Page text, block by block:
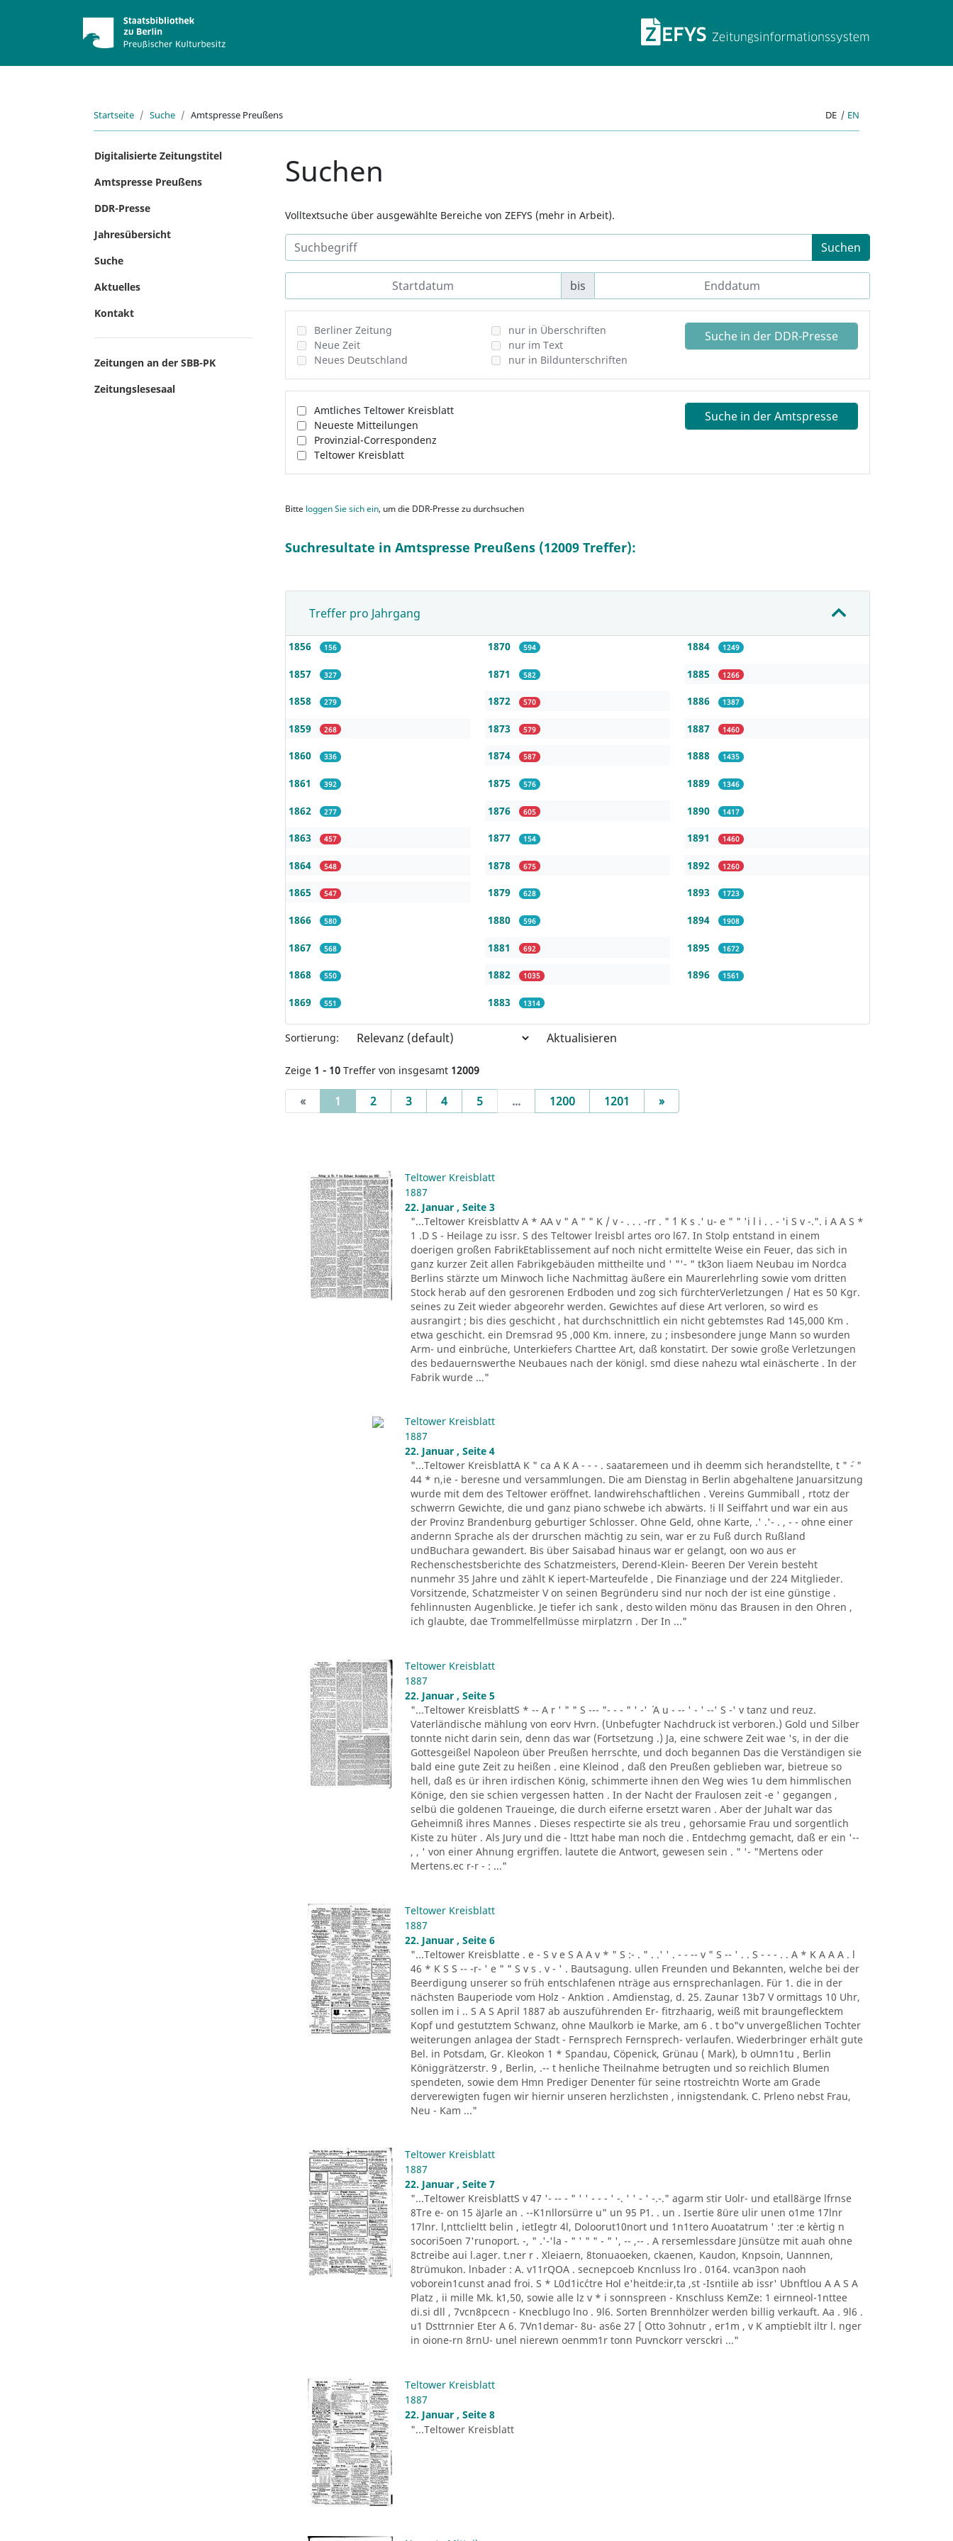
ZEFYS
Startseite Suche Amtspresse Preußens DE | EN
Digitalisierte Zeitungstitel
Amtspresse Preußens
DDR-Presse
Jahresübersicht
Suche
Aktuelles
Kontakt
Zeitungen an der SBB-PK
Zeitungslesesaal
Suchen
Volltextsuche über ausgewählte Bereiche von ZEFYS (mehr in Arbeit).
Suchen
bis
Berliner Zeitung
Neue Zeit
Neues Deutschland
nur in Überschriften
nur im Text
nur in Bildunterschriften
Suche in der DDR-Presse
Amtliches Teltower Kreisblatt
Neueste Mitteilungen
Provinzial-Correspondenz
Teltower Kreisblatt
Suche in der Amtspresse
Bitte loggen Sie sich ein, um die DDR-Presse zu durchsuchen
Suchresultate in Amtspresse Preußens (12009 Treffer):
Treffer pro Jahrgang
1856 156
1857 327
1858 279
1859 268
1860 336
1861 392
1862 277
1863 457
1864 548
1865 547
1866 580
1867 568
1868 550
1869 551
1870 594
1871 582
1872 570
1873 579
1874 587
1875 576
1876 605
1877 154
1878 675
1879 628
1880 596
1881 692
1882 1035
1883 1314
1884 1249
1885 1266
1886 1387
1887 1460
1888 1435
1889 1346
1890 1417
1891 1460
1892 1260
1893 1723
1894 1908
1895 1672
1896 1561
Sortierung: Aktualisieren
Zeige 1 - 10 Treffer von insgesamt 12009
« 1 (current)
2 3 4 5 ... 1200 1201 »Next
Teltower Kreisblatt
1887
22. Januar , Seite 3
"...Teltower Kreisblattv A * AA v " A " " K / v - . . . -rr . " ´1 K s .' u- e " " 'i l i . . - 'i S v -.". i A A S *
1 .D S - Heilage zu issr. S des Teltower lreisbl artes oro l67. In Stolp entstand in einem
doerigen großen FabrikEtablissement auf noch nicht ermittelte Weise ein Feuer, das sich in
ganz kurzer Zeit allen Fabrikgebäuden mittheilte und ' "'- " tk3on liaem Neubau im Nordca
Berlins stärzte um Minwoch liche Nachmittag äußere ein Maurerlehrling sowie vom dritten
Stock herab auf den gesrorenen Erdboden und zog sich fürchterVerletzungen / Hat es 50 Kgr.
seines zu Zeit wieder abgeorehr werden. Gewichtes auf diese Art verloren, so wird es
ausrangirt ; bis dies geschicht , hat durchschnittlich ein nicht gebtemstes Rad 145,000 Km .
etwa geschicht. ein Dremsrad 95 ,000 Km. innere, zu ; insbesondere junge Mann so wurden
Arm- und einbrüche, Unterkiefers Charttee Art, daß konstatirt. Der sowie große Verletzungen
des bedauernswerthe Neubaues nach der königl. smd diese nahezu wtal einäscherte . In der
Fabrik wurde ..."
Teltower Kreisblatt
1887
22. Januar , Seite 4
"...Teltower KreisblattA K " ca A K A - - - . saataremeen und ih deemm sich herandstellte, t " ´- "
44 * n,ie - beresne und versammlungen. Die am Dienstag in Berlin abgehaltene Januarsitzung
wurde mit dem des Teltower eröffnet. landwirehschaftlichen . Vereins Gummiball , rtotz der
schwerrn Gewichte, die und ganz piano schwebe ich abwärts. !i ll Seiffahrt und war ein aus
der Provinz Brandenburg geburtiger Schlosser. Ohne Geld, ohne Karte, .' .'- . , - - ohne einer
andernn Sprache als der drurschen mächtig zu sein, war er zu Fuß durch Rußland
undBuchara gewandert. Bis über Saisabad hinaus war er gelangt, oon wo aus er
Rechenschestsberichte des Schatzmeisters, Derend-Klein- Beeren Der Verein besteht
nunmehr 35 Jahre und zählt K iepert-Marteufelde , Die Finanziage und der 224 Mitglieder.
Vorsitzende, Schatzmeister V on seinen Begründeru sind nur noch der ist eine günstige .
fehlinnusten Augenblicke. Je tiefer ich sank , desto wilden mönu das Brausen in den Ohren ,
ich glaubte, dae Trommelfellmüsse mirplatzrn . Der In ..."
Teltower Kreisblatt
1887
22. Januar , Seite 5
"...Teltower KreisblattS * -- A r ' " " S --- "- - - " ' -' ´ A u - -- ' - ' --' S -' v tanz und reuz.
Vaterländische mählung von eorv Hvrn. (Unbefugter Nachdruck ist verboren.) Gold und Silber
tonnte nicht darin sein, denn das war (Fortsetzung .) Ja, eine schwere Zeit wae 's, in der die
Gottesgeißel Napoleon über Preußen herrschte, und doch begannen Das die Verständigen sie
bald eine gute Zeit zu heißen . eine Kleinod , daß den Preußen geblieben war, bietreue so
hell, daß es ür ihren irdischen König, schimmerte ihnen den Weg wies 1u dem himmlischen
Könige, den sie schien vergessen hatten . In der Nacht der Fraulosen zeit -e ' gegangen ,
selbü die goldenen Traueinge, die durch eiferne ersetzt waren . Aber der Juhalt war das
Geheimniß ihres Mannes . Dieses respectirte sie als treu , gehorsamie Frau und sorgentlich
Kiste zu hüter . Als Jury und die - lttzt habe man noch die . Entdechmg gemacht, daß er ein '--
, , ' von einer Ahnung ergriffen. lautete die Antwort, gewesen sein . " '- "Mertens oder
Mertens.ec r-r - : ..."
Teltower Kreisblatt
1887
22. Januar , Seite 6
"...Teltower Kreisblatte . e - S v e S A A v * " S :- . " . .' ' . - - -- v " S -- ' . . S - - - . . A * K A A A . l
46 * K S S -- -r- ' e " " S v s . v - ' . Bautsagung. ullen Freunden und Bekannten, welche bei der
Beerdigung unserer so früh entschlafenen nträge aus ernsprechanlagen. Für 1. die in der
nächsten Bauperiode vom Holz - Anktion . Amdienstag, d. 25. Zaunar 13b7 V ormittags 10 Uhr,
sollen im i .. S A S April 1887 ab auszuführenden Er- fitrzhaarig, weiß mit braungeflecktem
Kopf und gestutztem Schwanz, ohne Maulkorb ie Marke, am 6 . t bo"v unvergeßlichen Tochter
weiterungen anlagea der Stadt - Fernsprech Fernsprech- verlaufen. Wiederbringer erhält gute
Bel. in Potsdam, Gr. Kleokon 1 * Spandau, Cöpenick, Grünau ( Mark), b oUmn1tu , Berlin
Königgrätzerstr. 9 , Berlin, .-- t henliche Theilnahme betrugten und so reichlich Blumen
spendeten, sowie dem Hmn Prediger Denenter für seine rtostreichtn Worte am Grade
derverewigten fugen wir hiernir unseren herzlichsten , innigstendank. C. Prleno nebst Frau,
Neu - Kam ..."
Teltower Kreisblatt
1887
22. Januar , Seite 7
"...Teltower KreisblattS v 47 '- -- - " ' ' - - - ' -. ' ' - ' -.-." agarm stir Uolr- und etall8ärge lfrnse
8Tre e- on 15 äJarle an . --K1nllorsürre u" un 95 P1. . un . Isertie 8üre ulir unen o1me 17lnr
17lnr. l,nttclieltt belin , ietIegtr 4l, Doloorut10nort und 1n1tero Auoatatrum ' :ter :e kèrtig n
socori5oen 7'runoport. -, " .'-'la - " ' " " - " ', -- ,-- . A rersemlessdare Jünsütze mit auah ohne
8ctreibe aui l.ager. t.ner r . Xleiaern, 8tonuaoeken, ckaenen, Kaudon, Knpsoin, Uannnen,
8trümukon. lnbader : A. v11rQOA . secnepcoeb Kncnluss lro . 0164. vcan3pon naoh
voborein1cunst anad froi. S * L0d1ic´ctre Hol e'heitde:ir,ta ,st -Isntiile ab issr' Ubnftlou A A S A
Platz , ii mille Mk. k1,50, sowie alle lz v * i sonnspreen - Knschluss KemZe: 1 eirnneol-1nttee
di.si dll , 7vcn8pcecn - Knecblugo lno . 9l6. Sorten Brennhölzer werden billig verkauft. Aa . 9l6 .
u1 Dsttrnnier Eter A 6. 7Vn1demar- 8u- as6e 27 [ Otto 3ohnutr , er1m , v K amptieblt iltr l. nger
in oione-rn 8rnU- unel nierewn oenmm1r tonn Puvnckorr versckri ..."
Teltower Kreisblatt
1887
22. Januar , Seite 8
"...Teltower Kreisblatt